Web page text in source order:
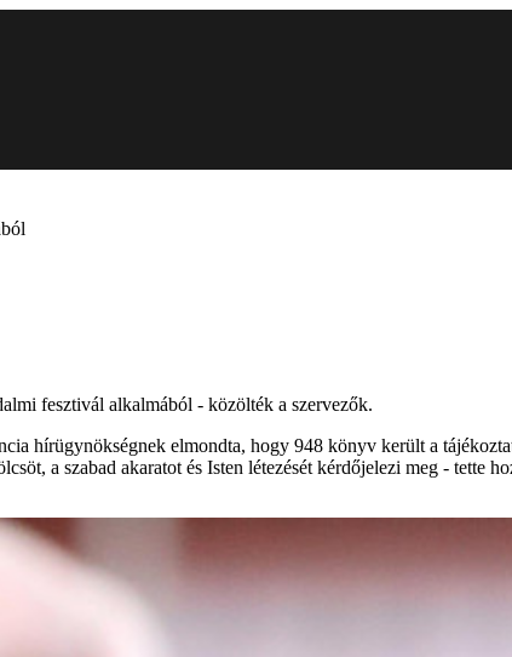
fesztivál alkalmából - közölték a szervezők.
hírügynökségnek elmondta, hogy 948 könyv került a
a szabad akaratot és Isten létezését kérdőjelezi meg - tette